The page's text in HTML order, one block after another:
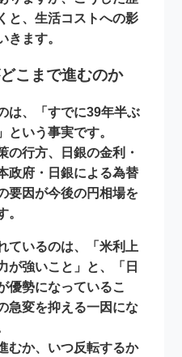
と、生活コストへの影
きます。
こまで進むのか
は、「すでに39年半ぶ
という事実です。
の行方、日銀の金利・
政府・日銀による為替
要因が今後の円相場を
。
ているのは、「米利上
が強いこと」と、「日
優勢になっているこ
急変を抑える一因にな
むか、いつ反転するか